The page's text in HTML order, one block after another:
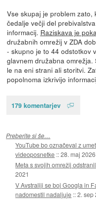
Vse skupaj je problem
čedalje večji del
informacij. Raziskava je
družabnih omrežij v ZDA
- skupno je to 44 odstotkov
glavnem družabna
le na eni strani ali storitvi.
popolnoma izkrivijo
179 komentarjev
Preberite si še…
YouTube bo označeval z
videoposnetke ::28. maj 2026
Meta s svojih omrežij
2021
V Avstraliji se boj Googla in
nadomestil nadaljuje ::2. sep